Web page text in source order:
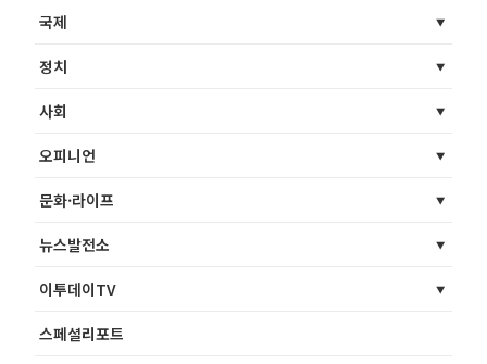
국제
정치
사회
오피니언
문화·라이프
뉴스발전소
이투데이TV
스페셜리포트